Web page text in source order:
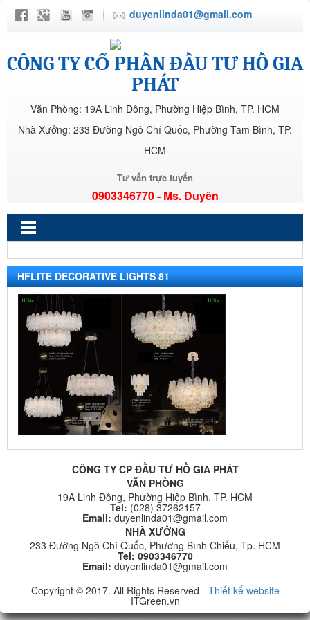
duyenlinda01@gmail.com
CÔNG TY CỔ PHẦN ĐẦU TƯ HỒ GIA
PHÁT
Văn Phòng: 19A Linh Đông, Phường Hiệp Bình, TP. HCM
Nhà Xưởng: 233 Đường Ngô Chí Quốc, Phường Tam Bình, TP.
HCM
Tư vấn trực tuyến
0903346770 - Ms. Duyên
HFLITE DECORATIVE LIGHTS 81
CÔNG TY CP ĐẦU TƯ HỒ GIA PHÁT
VĂN PHÒNG
19A Linh Đông, Phường Hiệp Bình, TP. HCM
Tel: (028) 37262157
Email: duyenlinda01@gmail.com
NHÀ XƯỞNG
233 Đường Ngô Chí Quốc, Phường Bình Chiểu, Tp. HCM
Tel: 0903346770
Email: duyenlinda01@gmail.com
Copyright © 2017. All Rights Reserved - Thiết kế website
ITGreen.vn